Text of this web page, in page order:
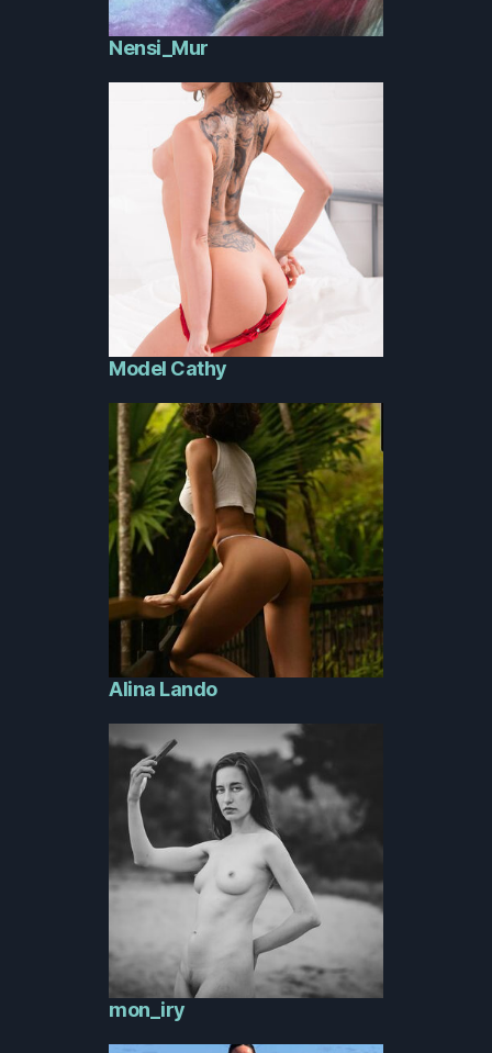
Nensi_Mur
Model Cathy
Alina Lando
mon_iry